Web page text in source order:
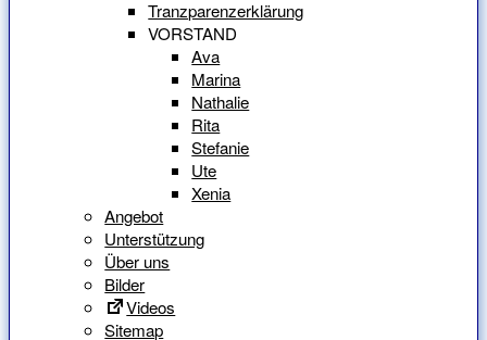
Tranzparenzerklärung
VORSTAND
Ava
Marina
Nathalie
Rita
Stefanie
Ute
Xenia
Angebot
Unterstützung
Über uns
Bilder
Videos
Sitemap